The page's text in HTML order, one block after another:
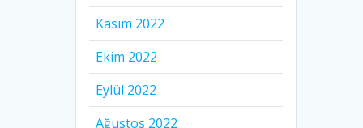
Kasım 2022
Ekim 2022
Eylül 2022
Ağustos 2022